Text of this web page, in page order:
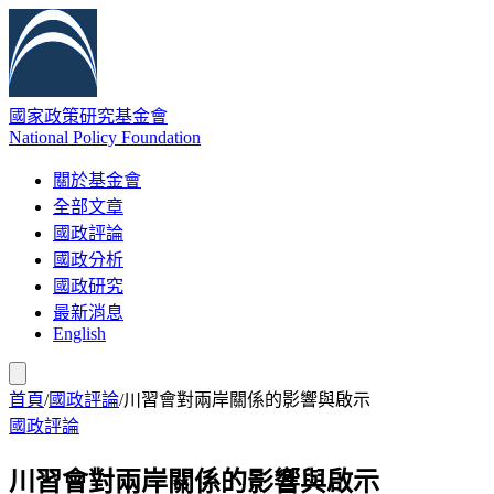
國家政策研究基金會
National Policy Foundation
關於基金會
全部文章
國政評論
國政分析
國政研究
最新消息
English
首頁/國政評論/川習會對兩岸關係的影響與啟示
國政評論
川習會對兩岸關係的影響與啟示